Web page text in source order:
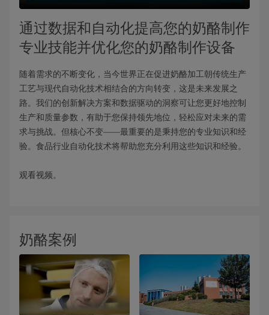
通过数据和自动化提高您的奶酪制作
专业技能并优化您的奶酪制作设备
随着需求的不断变化，当今世界正在促进奶酪加工朝传统生产
工艺与现代自动化技术相结合的方向转变，这是未来发展之
路。我们的创新解决方案和数据驱动的洞察可让您更好地控制
生产和质量参数，有助于您保持领先地位，轻松应对未来的需
求与挑战。但核心不变——最重要的是秉持您的专业知识和经
验。食品行业自动化技术将帮助您充分利用这些知识和经验。
观看视频。
奶酪案例